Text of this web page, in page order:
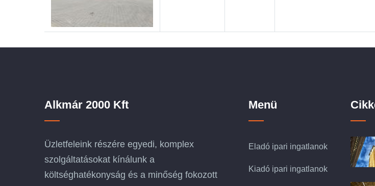
Alkmár 2000 Kft
Üzletfeleink részére egyedi, komplex
szolgáltatásokat kínálunk a
költséghatékonyság és a minőség fokozott
Menü
Eladó ipari ingatlanok
Kiadó ipari ingatlanok